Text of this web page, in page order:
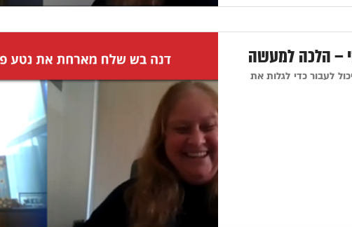
– הלכה למעשה
לעבור כדי לגלות את